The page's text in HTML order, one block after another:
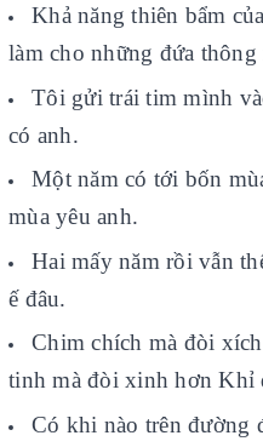
Hướng dẫn mua hàng
Hướng dẫn thanh toán
Chính sách vận chuyển, Bảo
Khả năng thiên bẩm
làm cho những đứa
Tôi gửi trái tim mình
có anh.
Một năm có tới bốn
mùa yêu anh.
Hai mấy năm rồi vẫn
ế đâu.
Chim chích mà đòi
tinh mà đòi xinh hơn Khỉ
Có khi nào trên đường